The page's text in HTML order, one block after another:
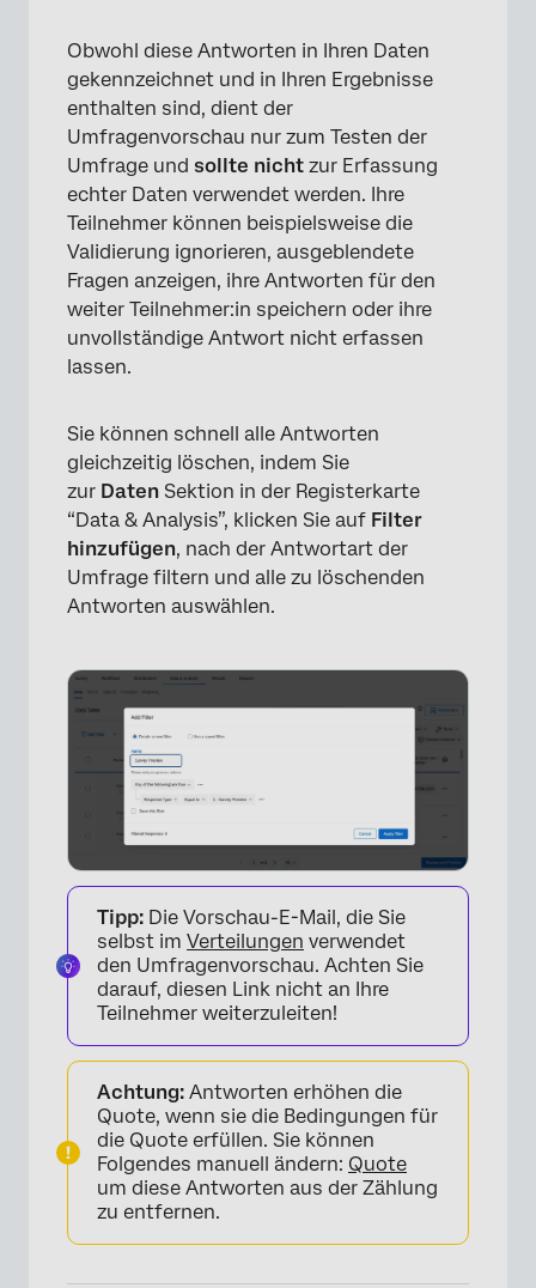
×
Obwohl diese Antworten in Ihren Daten
gekennzeichnet und in Ihren Ergebnisse
enthalten sind, dient der
Umfragenvorschau nur zum Testen der
Umfrage und sollte nicht zur Erfassung
echter Daten verwendet werden. Ihre
Teilnehmer können beispielsweise die
Validierung ignorieren, ausgeblendete
Fragen anzeigen, ihre Antworten für den
weiter Teilnehmer:in speichern oder ihre
unvollständige Antwort nicht erfassen
lassen.
Sie können schnell alle Antworten
gleichzeitig löschen, indem Sie
zur Daten Sektion in der Registerkarte
“Data & Analysis”, klicken Sie auf Filter
hinzufügen, nach der Antwortart der
Umfrage filtern und alle zu löschenden
Antworten auswählen.
Tipp: Die Vorschau-E-Mail, die Sie
selbst im Verteilungen verwendet
den Umfragenvorschau. Achten Sie
darauf, diesen Link nicht an Ihre
Teilnehmer weiterzuleiten!
Achtung: Antworten erhöhen die
Quote, wenn sie die Bedingungen für
die Quote erfüllen. Sie können
Folgendes manuell ändern: Quote
um diese Antworten aus der Zählung
zu entfernen.